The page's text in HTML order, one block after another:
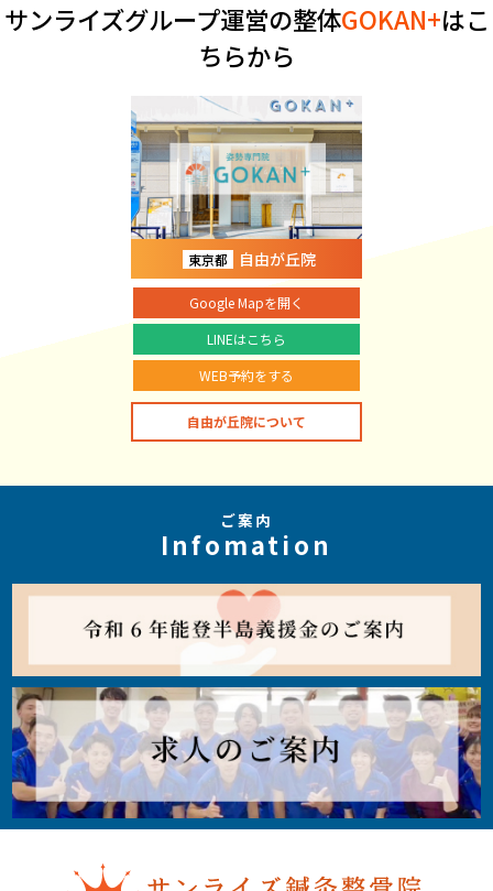
サンライズグループ運営の整体GOKAN+はこ
ちらから
東京都 自由が丘院
Google Mapを開く
LINEはこちら
WEB予約をする
自由が丘院について
ご案内
Infomation